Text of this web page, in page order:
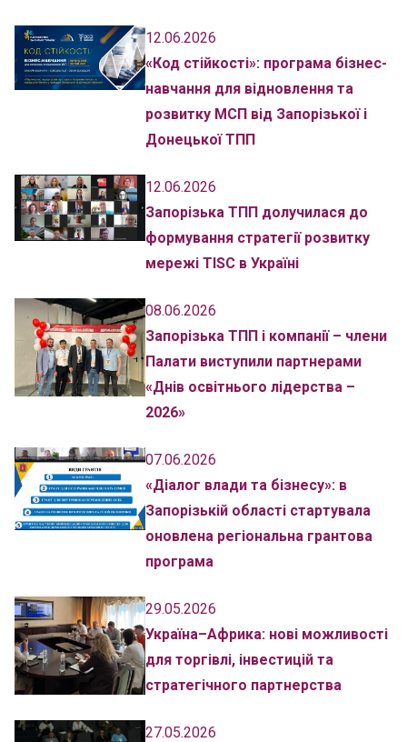
12.06.2026
«Код стійкості»: програма бізнес-
навчання для відновлення та
розвитку МСП від Запорізької і
Донецької ТПП
12.06.2026
Запорізька ТПП долучилася до
формування стратегії розвитку
мережі TISC в Україні
08.06.2026
Запорізька ТПП і компанії – члени
Палати виступили партнерами
«Днів освітнього лідерства –
2026»
07.06.2026
«Діалог влади та бізнесу»: в
Запорізькій області стартувала
оновлена регіональна грантова
програма
29.05.2026
Україна–Африка: нові можливості
для торгівлі, інвестицій та
стратегічного партнерства
27.05.2026